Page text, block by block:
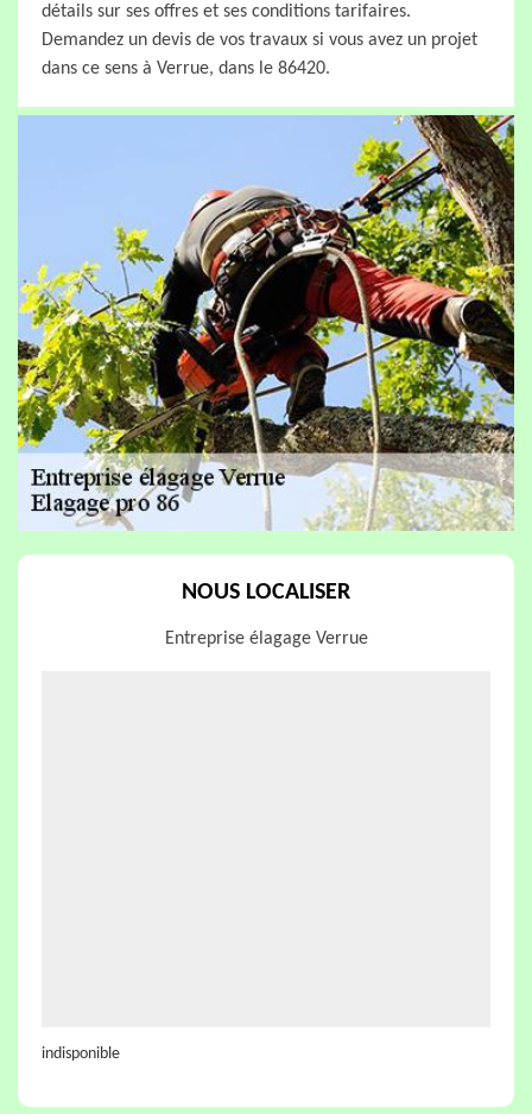
détails sur ses offres et ses conditions tarifaires.
Demandez un devis de vos travaux si vous avez un projet
dans ce sens à Verrue, dans le 86420.
NOUS LOCALISER
Entreprise élagage Verrue
indisponible